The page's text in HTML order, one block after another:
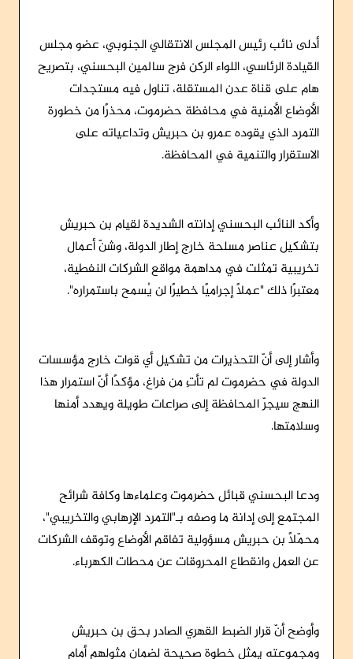
أدلى نائب رئيس المجلس الانتقالي الجنوبي، عضو مجلس
القيادة الرئاسي، اللواء الركن فرج سالمين البحسني، بتصريح
هام على قناة عدن المستقلة، تناول فيه مستجدات
الأوضاع الأمنية في محافظة حضرموت، محذرًا من خطورة
التمرد الذي يقوده عمرو بن حبريش وتداعياته على
الاستقرار والتنمية في المحافظة.
وأكد النائب البحسني إدانته الشديدة لقيام بن حبريش
بتشكيل عناصر مسلحة خارج إطار الدولة، وشنّ أعمال
تخريبية تمثلت في مداهمة مواقع الشركات النفطية،
معتبرًا ذلك "عملًا إجراميًا خطيرًا لن يُسمح باستمراره".
وأشار إلى أنّ التحذيرات من تشكيل أي قوات خارج مؤسسات
الدولة في حضرموت لم تأتِ من فراغ، مؤكدًا أنّ استمرار هذا
النهج سيجرّ المحافظة إلى صراعات طويلة ويهدد أمنها
وسلامتها.
ودعا البحسني قبائل حضرموت وعلماءها وكافة شرائح
المجتمع إلى إدانة ما وصفه بـ"التمرد الإرهابي والتخريبي"،
محمّلًا بن حبريش مسؤولية تفاقم الأوضاع وتوقف الشركات
عن العمل وانقطاع المحروقات عن محطات الكهرباء.
وأوضح أنّ قرار الضبط القهري الصادر بحق بن حبريش
ومجموعته يمثل خطوة صحيحة لضمان مثولهم أمام